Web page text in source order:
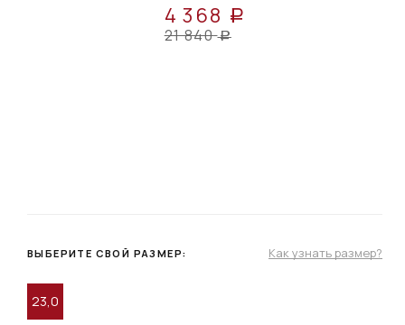
4 368 a
21 840 a
ВЫБЕРИТЕ СВОЙ РАЗМЕР: Как узнать размер?
23,0